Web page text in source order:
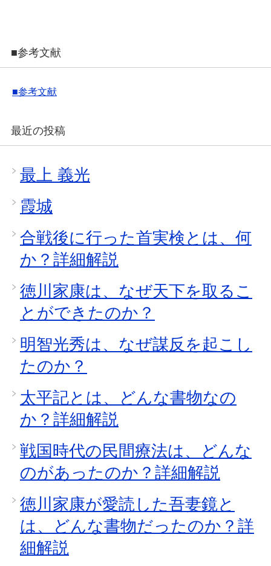
■参考文献
■参考文献
最近の投稿
最上 義光
霞城
合戦後に行った首実検とは、何
か？詳細解説
徳川家康は、なぜ天下を取るこ
とができたのか？
明智光秀は、なぜ謀反を起こし
たのか？
太平記とは、どんな書物なの
か？詳細解説
戦国時代の民間療法は、どんな
のがあったのか？詳細解説
徳川家康が愛読した吾妻鏡と
は、どんな書物だったのか？詳
細解説